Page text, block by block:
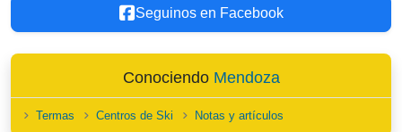
Seguinos en Facebook
Conociendo Mendoza
Termas Centros de Ski Notas y artículos